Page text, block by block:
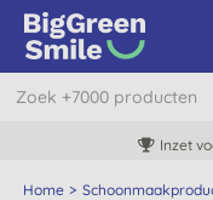
Inzet
Home